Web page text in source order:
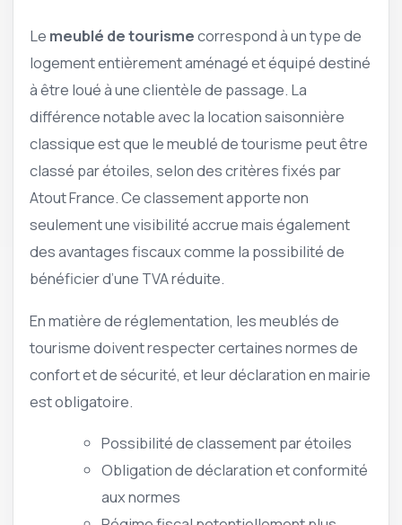
Le meublé de tourismecorrespond à un type de
logement entièrement aménagé et équipé destiné
à être loué à une clientèle de passage. La
différence notable avec la location saisonnière
classique est que le meublé de tourisme peut être
classé par étoiles, selon des critères fixés par
Atout France. Ce classement apporte non
seulement une visibilité accrue mais également
des avantages fiscaux comme la possibilité de
bénéficier d’une TVA réduite.
En matière de réglementation, les meublés de
tourisme doivent respecter certaines normes de
confort et de sécurité, et leur déclaration en mairie
est obligatoire.
Possibilité de classement par étoiles
Obligation de déclaration et conformité
aux normes